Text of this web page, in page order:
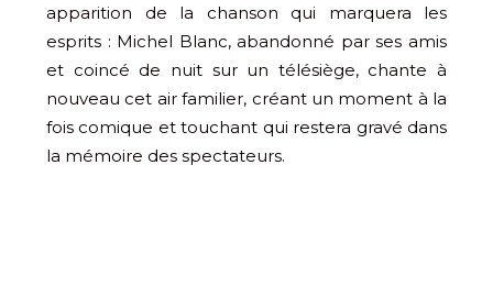
apparition de la chanson qui marquera les
esprits : Michel Blanc, abandonné par ses amis
et coincé de nuit sur un télésiège, chante à
nouveau cet air familier, créant un moment à la
fois comique et touchant qui restera gravé dans
la mémoire des spectateurs.